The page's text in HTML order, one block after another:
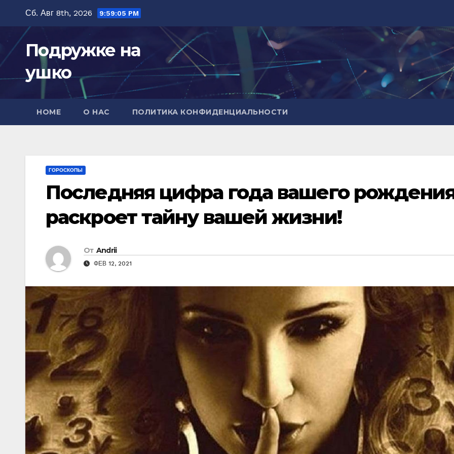
содержимому
Сб. Авг 8th, 2026 9:59:06 PM
Подружке на
ушко
HOME О НАС ПОЛИТИКА КОНФИДЕНЦИАЛЬНОСТИ
ГОРОСКОПЫ
Последняя цифра года вашего
раскроет тайну вашей жизни!
От Andrii
ФЕВ 12, 2021